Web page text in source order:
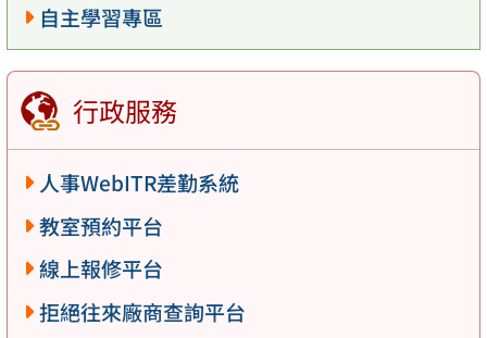
自主學習專區
行政服務
人事WebITR差勤系統
教室預約平台
線上報修平台
拒絕往來廠商查詢平台